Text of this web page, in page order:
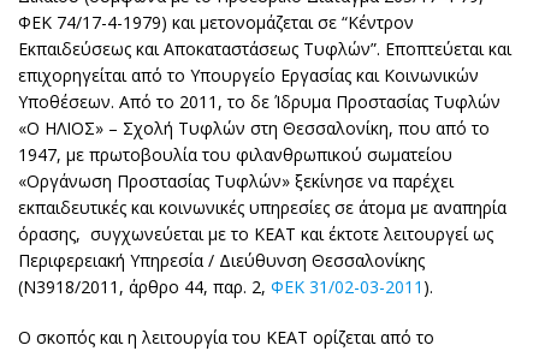
ΦΕΚ 74/17-4-1979) και μετονομάζεται σε “Κέντρον
Εκπαιδεύσεως και Αποκαταστάσεως Τυφλών”. Εποπτεύεται και
επιχορηγείται από το Υπουργείο Εργασίας και Κοινωνικών
Υποθέσεων. Από το 2011, το δε Ίδρυμα Προστασίας Τυφλών
«Ο ΗΛΙΟΣ» – Σχολή Τυφλών στη Θεσσαλονίκη, που από το
1947, με πρωτοβουλία του φιλανθρωπικού σωματείου
«Οργάνωση Προστασίας Τυφλών» ξεκίνησε να παρέχει
εκπαιδευτικές και κοινωνικές υπηρεσίες σε άτομα με αναπηρία
όρασης, συγχωνεύεται με το ΚΕΑΤ και έκτοτε λειτουργεί ως
Περιφερειακή Υπηρεσία / Διεύθυνση Θεσσαλονίκης
(Ν3918/2011, άρθρο 44, παρ. 2, ΦΕΚ 31/02-03-2011 ).
Ο σκοπός και η λειτουργία του ΚΕΑΤ ορίζεται από το